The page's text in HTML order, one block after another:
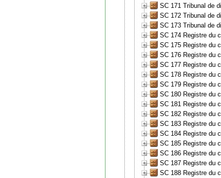
SC 171 Tribunal de
SC 172 Tribunal de
SC 173 Tribunal de
SC 174 Registre du
SC 175 Registre du
SC 176 Registre du
SC 177 Registre du
SC 178 Registre du
SC 179 Registre du
SC 180 Registre du
SC 181 Registre du
SC 182 Registre du
SC 183 Registre du
SC 184 Registre du
SC 185 Registre du
SC 186 Registre du
SC 187 Registre du
SC 188 Registre du